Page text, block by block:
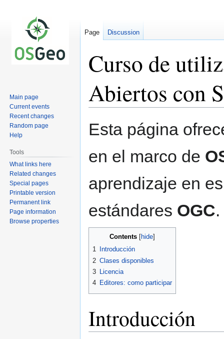
Curso de
Abiertos con
to
to
Esta página
en el marco de
aprendizaje en
estándares OGC.
Contents
1
Introducción
2 Clases disponibles
3 Licencia
4 Editores: como participar
Introducción
Page Discussion
Main page
Current events
Recent changes
Random page
Help
Tools
What links here
Related changes
Special pages
Printable version
Permanent link
Page information
Browse properties